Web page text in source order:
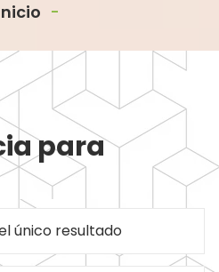
-
para
único resultado